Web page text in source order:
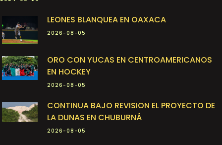
LEONES BLANQUEA EN OAXACA
2026-08-05
ORO CON YUCAS EN CENTROAMERICANOS
EN HOCKEY
2026-08-05
CONTINUA BAJO REVISION EL PROYECTO DE
LA DUNAS EN CHUBURNÁ
2026-08-05